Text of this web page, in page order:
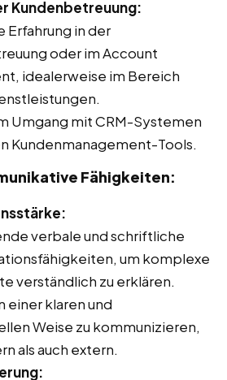
Kundenbetreuung:
Erfahrung in der
oder im Account
idealerweise im Bereich
Umgang mit CRM-Systemen
Kundenmanagement-Tools.
Fähigkeiten:
verbale und schriftliche
um komplexe
verständlich zu erklären.
einer klaren und
Weise zu kommunizieren,
als auch extern.